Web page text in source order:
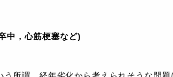
中，心筋梗塞など)